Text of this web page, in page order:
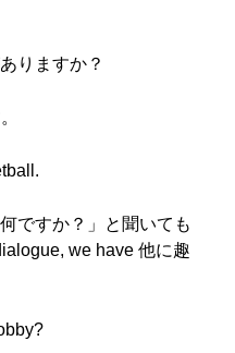
りますか？
ですか？」と聞いても
we have 他に趣